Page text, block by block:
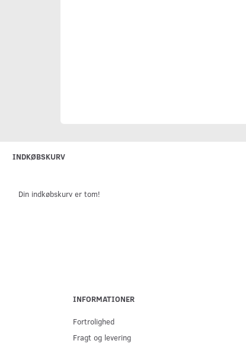
INDKØBSKURV
Din indkøbskurv er tom!
INFORMATIONER
Fortrolighed
Fragt og levering